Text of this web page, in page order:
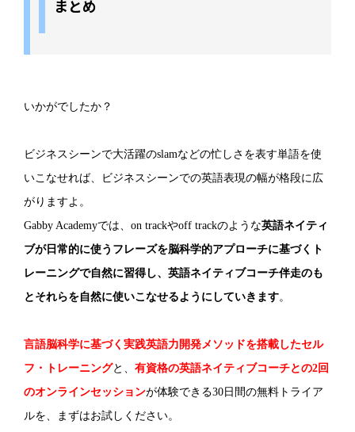
まとめ
いかがでしたか？
ビジネスシーンで大活躍のslamなどの忙しさを表す単語を使
いこなせれば、ビジネスシーンでの英語表現の幅が格段に広
がりますよ。
Gabby Academyでは、on trackやoff trackのような英語ネイティ
ブが日常的に使うフレーズを脳科学的アプローチに基づくト
レーニングで自然に習得し、英語ネイティブコーチ伴走のも
とそれらを自然に使いこなせるようにしていきます。
言語脳科学に基づく実践英語力開発メソッドを搭載したセル
フ・トレーニングと、有資格の英語ネイティブコーチとの2回
のオンラインセッションが体験できる30日間の無料トライア
ルを、まずはお試しください。